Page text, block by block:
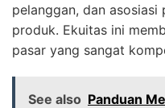
pelanggan, dan
produk. Ekuitas ini
pasar yang sangat
See also Panduan